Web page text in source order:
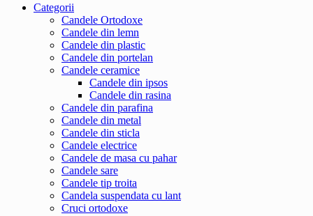
Categorii
Candele Ortodoxe
Candele din lemn
Candele din plastic
Candele din portelan
Candele ceramice
Candele din ipsos
Candele din rasina
Candele din parafina
Candele din metal
Candele din sticla
Candele electrice
Candele de masa cu pahar
Candele sare
Candele tip troita
Candela suspendata cu lant
Cruci ortodoxe